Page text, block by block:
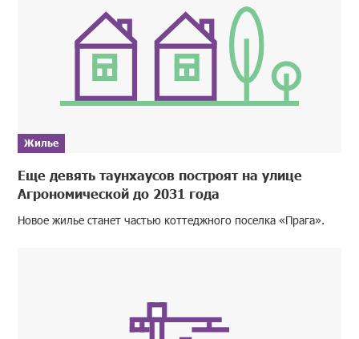
Жилье
Еще девять таунхаусов построят на улице
Агрономической до 2031 года
Новое жилье станет частью коттеджного поселка «Прага».